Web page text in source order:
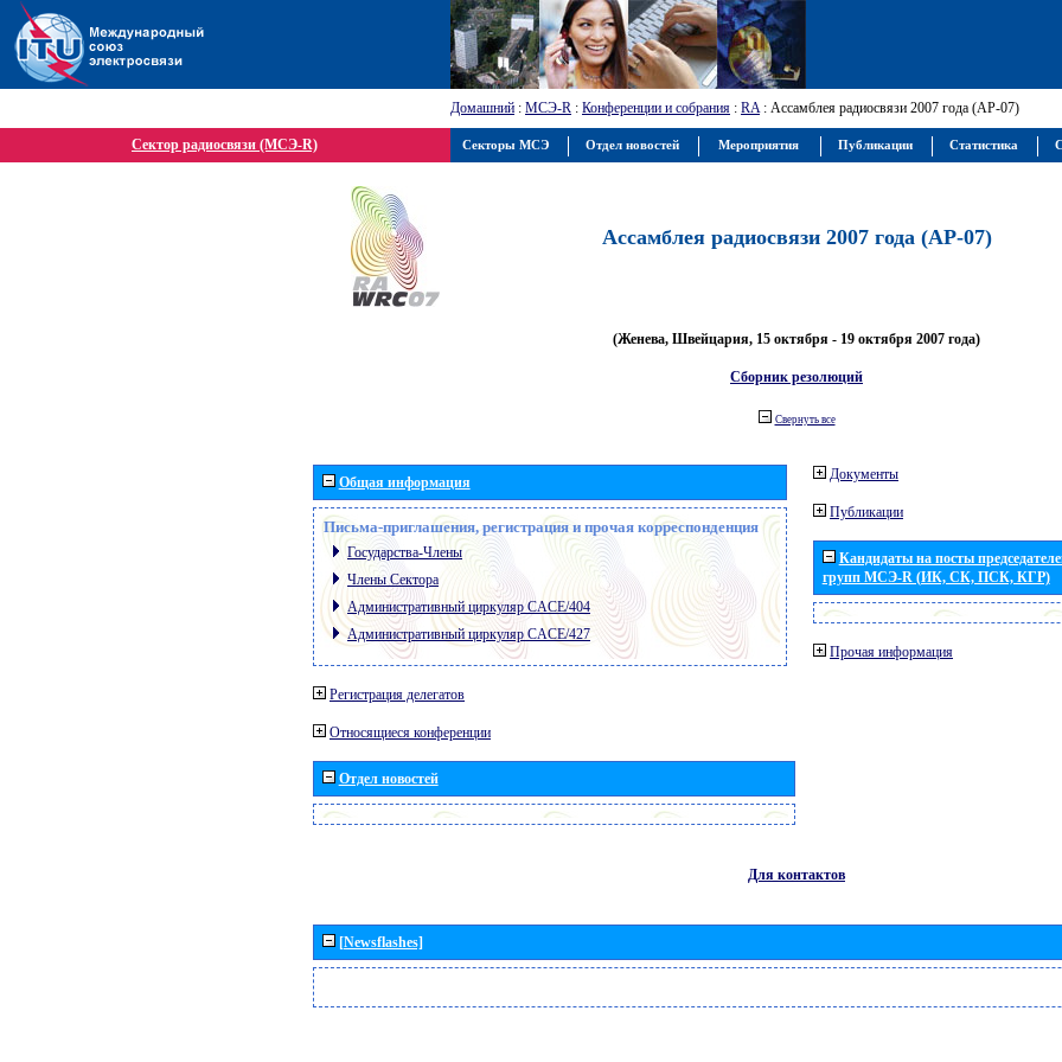
Домашний : МСЭ-R : Конференции и собрания : RA: Ассамблея радиосвязи 2007 года (АР-07)
Сектор радиосвязи (МСЭ-R)
Ассамблея радиосвязи 2007 года (АР-07)
(Женева, Швейцария, 15 октября - 19 октября 2007 года)
Сборник резолюций
Свернуть все
Общая информация
Письма-приглашения, регистрация и прочая корреспонденция
Государства-Члены
Члены Сектора
Административный циркуляр CACE/404
Административный циркуляр CACE/427
Регистрация делегатов
Относящиеся конференции
Отдел новостей
Документы
Публикации
Кандидаты на посты
групп МСЭ-R (ИК, СК, ПСК, КГР)
Прочая информация
Для контактов
[Newsflashes]
Секторы МСЭ Отдел новостей Мероприятия Публикации Статистика